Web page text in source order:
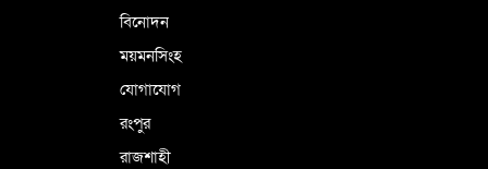
বিনোদন
ময়মনসিংহ
যোগাযোগ
রংপুর
রাজশাহী